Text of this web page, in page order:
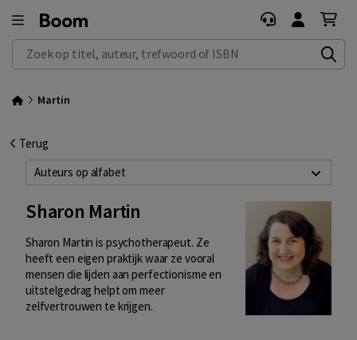
Zoek op titel, auteur, trefwoord of ISBN
Martin
Terug
Auteurs op alfabet
Sharon Martin
Sharon Martin is psychotherapeut. Ze
heeft een eigen praktijk waar ze vooral
mensen die lijden aan perfectionisme en
uitstelgedrag helpt om meer
zelfvertrouwen te krijgen.